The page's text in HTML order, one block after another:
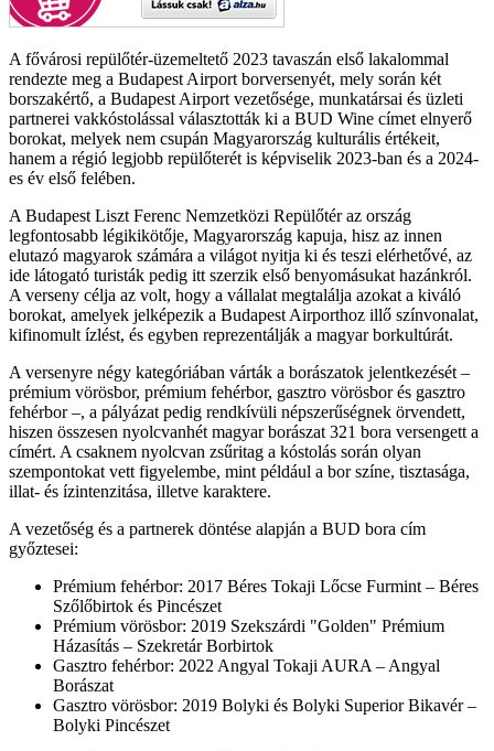
A fővárosi repülőtér-üzemeltető 2023 tavaszán első lakalommal
rendezte meg a Budapest Airport borversenyét, mely során két
borszakértő, a Budapest Airport vezetősége, munkatársai és üzleti
partnerei vakkóstolással választották ki a BUD Wine címet elnyerő
borokat, melyek nem csupán Magyarország kulturális értékeit,
hanem a régió legjobb repülőterét is képviselik 2023-ban és a 2024-
es év első felében.
A Budapest Liszt Ferenc Nemzetközi Repülőtér az ország
legfontosabb légikikötője, Magyarország kapuja, hisz az innen
elutazó magyarok számára a világot nyitja ki és teszi elérhetővé, az
ide látogató turisták pedig itt szerzik első benyomásukat hazánkról.
A verseny célja az volt, hogy a vállalat megtalálja azokat a kiváló
borokat, amelyek jelképezik a Budapest Airporthoz illő színvonalat,
kifinomult ízlést, és egyben reprezentálják a magyar borkultúrát.
A versenyre négy kategóriában várták a borászatok jelentkezését –
prémium vörösbor, prémium fehérbor, gasztro vörösbor és gasztro
fehérbor –, a pályázat pedig rendkívüli népszerűségnek örvendett,
hiszen összesen nyolcvanhét magyar borászat 321 bora versengett a
címért. A csaknem nyolcvan zsűritag a kóstolás során olyan
szempontokat vett figyelembe, mint például a bor színe, tisztasága,
illat- és ízintenzitása, illetve karaktere.
A vezetőség és a partnerek döntése alapján a BUD bora cím
győztesei:
Prémium fehérbor: 2017 Béres Tokaji Lőcse Furmint – Béres
Szőlőbirtok és Pincészet
Prémium vörösbor: 2019 Szekszárdi "Golden" Prémium
Házasítás – Szekretár Borbirtok
Gasztro fehérbor: 2022 Angyal Tokaji AURA – Angyal
Borászat
Gasztro vörösbor: 2019 Bolyki és Bolyki Superior Bikavér –
Bolyki Pincészet